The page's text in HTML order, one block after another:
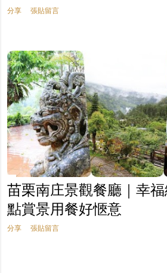
分享 張貼留言
苗栗南庄景觀餐廳｜幸
點賞景用餐好愜意
分享 張貼留言